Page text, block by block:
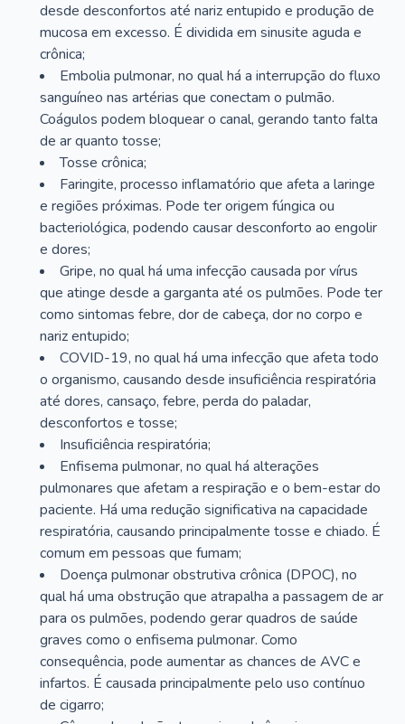
desde desconfortos até nariz entupido e produção de
mucosa em excesso. É dividida em sinusite aguda e
crônica;
Embolia pulmonar, no qual há a interrupção do fluxo
sanguíneo nas artérias que conectam o pulmão.
Coágulos podem bloquear o canal, gerando tanto falta
de ar quanto tosse;
Tosse crônica;
Faringite, processo inflamatório que afeta a laringe
e regiões próximas. Pode ter origem fúngica ou
bacteriológica, podendo causar desconforto ao engolir
e dores;
Gripe, no qual há uma infecção causada por vírus
que atinge desde a garganta até os pulmões. Pode ter
como sintomas febre, dor de cabeça, dor no corpo e
nariz entupido;
COVID-19, no qual há uma infecção que afeta todo
o organismo, causando desde insuficiência respiratória
até dores, cansaço, febre, perda do paladar,
desconfortos e tosse;
Insuficiência respiratória;
Enfisema pulmonar, no qual há alterações
pulmonares que afetam a respiração e o bem-estar do
paciente. Há uma redução significativa na capacidade
respiratória, causando principalmente tosse e chiado. É
comum em pessoas que fumam;
Doença pulmonar obstrutiva crônica (DPOC), no
qual há uma obstrução que atrapalha a passagem de ar
para os pulmões, podendo gerar quadros de saúde
graves como o enfisema pulmonar. Como
consequência, pode aumentar as chances de AVC e
infartos. É causada principalmente pelo uso contínuo
de cigarro;